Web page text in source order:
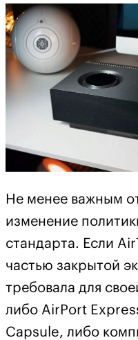
Не менее важным
изменение
стандарта. Если
частью закрытой
требовала для
либо AirPort
Capsule, либо